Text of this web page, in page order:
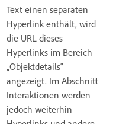
Text einen separaten
Hyperlink enthält, wird
die URL dieses
Hyperlinks im Bereich
„Objektdetails“
angezeigt. Im Abschnitt
Interaktionen werden
jedoch weiterhin